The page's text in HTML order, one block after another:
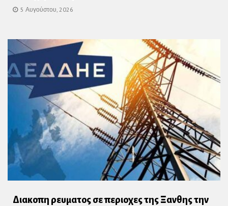
5 Αυγούστου, 2026
Διακοπη ρευματος σε περιοχες της Ξανθης την